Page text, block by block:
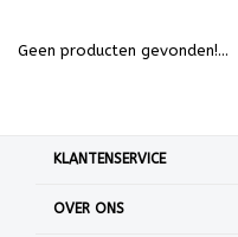
Geen producten gevonden!...
KLANTENSERVICE
OVER ONS